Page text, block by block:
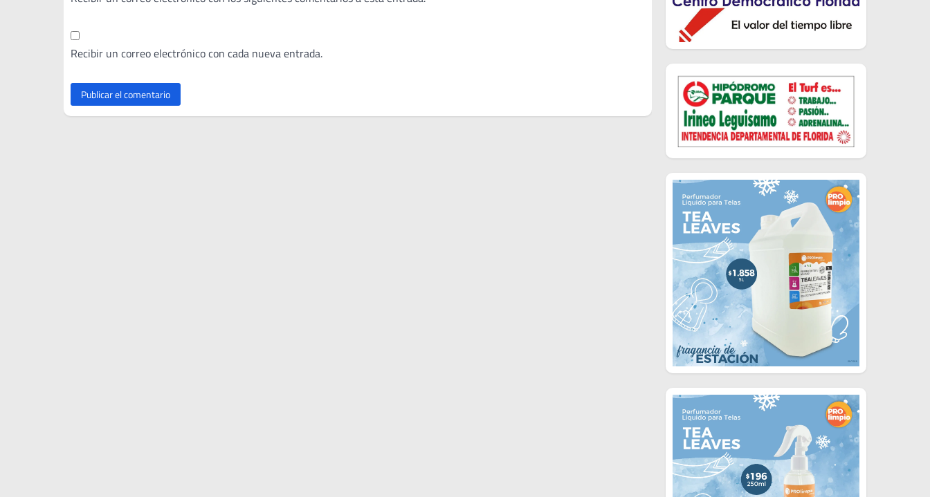
Recibir un correo electrónico con cada nueva entrada.